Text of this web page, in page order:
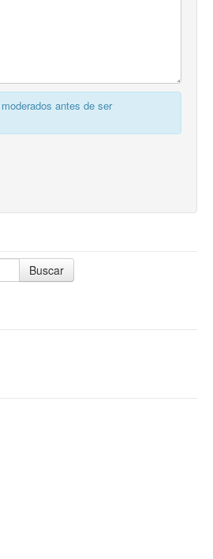
antes de ser
Buscar